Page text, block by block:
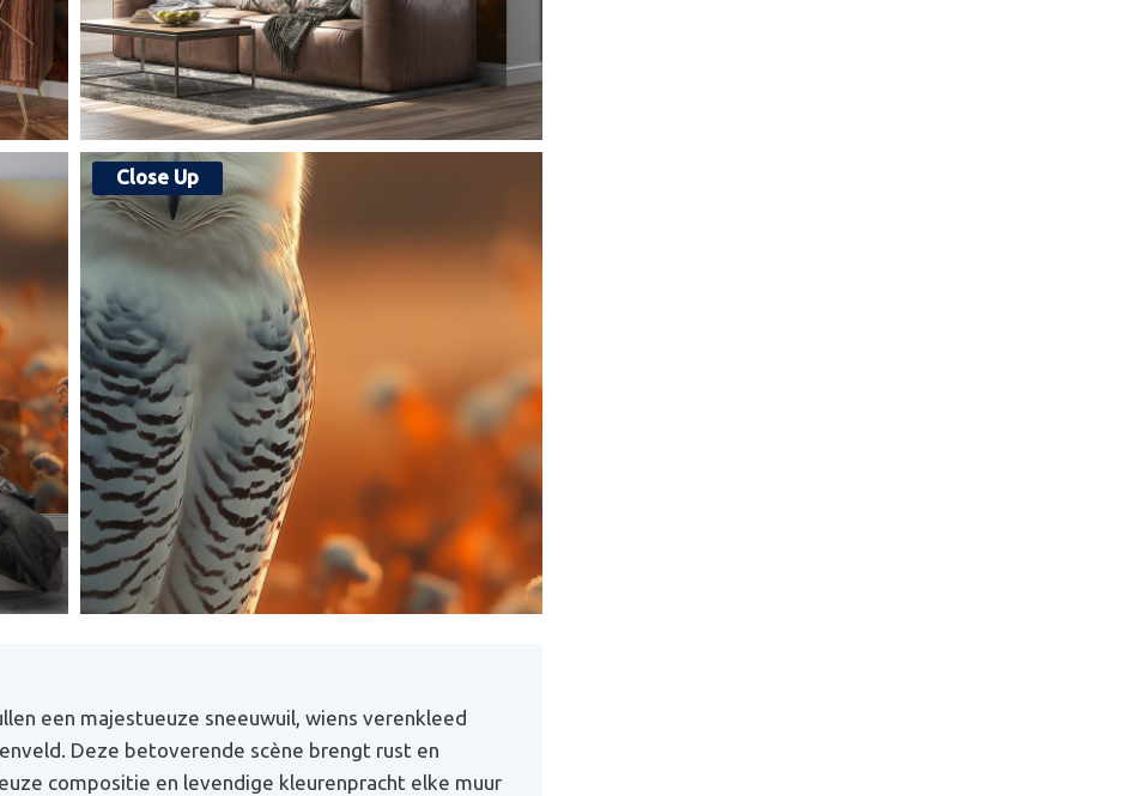
een majestueuze sneeuwuil, wiens verenkleed
Deze betoverende scène brengt rust en
compositie en levendige kleurenpracht elke muur